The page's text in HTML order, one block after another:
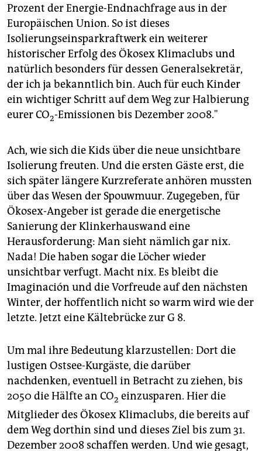
Prozent der Energie-Endnachfrage aus in der
Europäischen Union. So ist dieses
Isolierungseinsparkraftwerk ein weiterer
historischer Erfolg des Ökosex Klimaclubs und
natürlich besonders für dessen Generalsekretär,
der ich ja bekanntlich bin. Auch für euch Kinder
ein wichtiger Schritt auf dem Weg zur Halbierung
eurer CO2-Emissionen bis Dezember 2008."
Ach, wie sich die Kids über die neue unsichtbare
Isolierung freuten. Und die ersten Gäste erst, die
sich später längere Kurzreferate anhören mussten
über das Wesen der Spouwmuur. Zugegeben, für
Ökosex-Angeber ist gerade die energetische
Sanierung der Klinkerhauswand eine
Herausforderung: Man sieht nämlich gar nix.
Nada! Die haben sogar die Löcher wieder
unsichtbar verfugt. Macht nix. Es bleibt die
Imaginación und die Vorfreude auf den nächsten
Winter, der hoffentlich nicht so warm wird wie der
letzte. Jetzt eine Kältebrücke zur G 8.
Um mal ihre Bedeutung klarzustellen: Dort die
lustigen Ostsee-Kurgäste, die darüber
nachdenken, eventuell in Betracht zu ziehen, bis
2050 die Hälfte an CO2 einzusparen. Hier die
Mitglieder des Ökosex Klimaclubs, die bereits auf
dem Weg dorthin sind und dieses Ziel bis zum 31.
Dezember 2008 schaffen werden. Und wie gesagt,